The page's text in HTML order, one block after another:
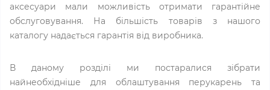
аксесуари мали можливість отримати гарантійне
обслуговування. На більшість товарів з нашого
каталогу надається гарантія від виробника.
В даному розділі ми постаралися зібрати
найнеобхідніше для облаштування перукарень та